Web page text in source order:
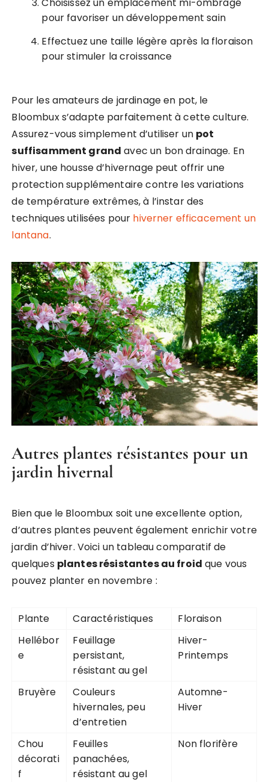
pour favoriser un développement sain
Effectuez une taille légère après la floraison
pour stimuler la croissance
Pour les amateurs de jardinage en pot, le
Bloombux s’adapte parfaitement à cette culture.
Assurez-vous simplement d’utiliser un pot
suffisamment grand avec un bon drainage. En
hiver, une housse d’hivernage peut offrir une
protection supplémentaire contre les variations
de température extrêmes, à l’instar des
techniques utilisées pour hiverner efficacement un
lantana.
Autres plantes résistantes pour un
jardin hivernal
Bien que le Bloombux soit une excellente option,
d’autres plantes peuvent également enrichir votre
jardin d’hiver. Voici un tableau comparatif de
quelques plantes résistantes au froid que vous
pouvez planter en novembre :
Plante Caractéristiques
Floraison
Hellébor
e
Feuillage
persistant,
résistant au gel
Hiver-
Printemps
Bruyère
Couleurs
hivernales, peu
d’entretien
Automne-
Hiver
Chou
décorati
f
Feuilles
panachées,
résistant au gel
Non florifère